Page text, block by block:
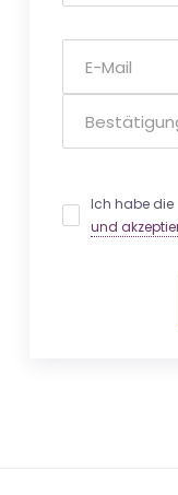
Ich habe
und